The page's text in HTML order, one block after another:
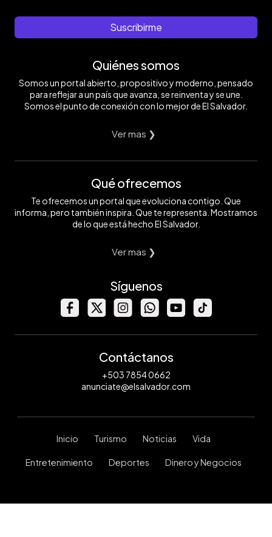
Suscribirme
Quiénes somos
Somos un portal abierto, propositivo y moderno, pensado
para reflejar a un país que avanza, se reinventa y se une.
Somos el punto de conexión con lo mejor de El Salvador.
Ver mas ❯
Qué ofrecemos
Te ofrecemos un portal que evoluciona contigo. Que
informa, pero también inspira. Que te representa. Mostramos
de lo que está hecho El Salvador.
Ver mas ❯
Síguenos
Contáctanos
+503 7854 0662
anunciate@elsalvador.com
Inicio Turismo Noticias Vida
Entretenimiento Deportes Dinero y Negocios